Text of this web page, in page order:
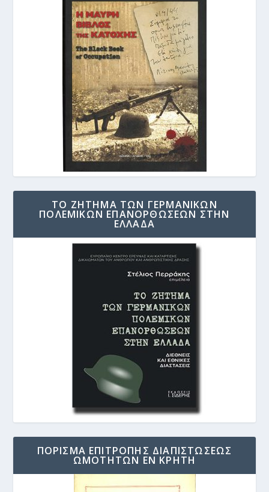
ΤΟ ΖΗΤΗΜΑ ΤΩΝ ΓΕΡΜΑΝΙΚΩΝ
ΠΟΛΕΜΙΚΩΝ ΕΠΑΝΟΡΘΩΣΕΩΝ ΣΤΗΝ
ΕΛΛΑΔΑ
ΠΟΡΙΣΜΑ ΕΠΙΤΡΟΠΗΣ ΔΙΑΠΙΣΤΩΣΕΩΣ
ΩΜΟΤΗΤΩΝ ΕΝ ΚΡΗΤΗ